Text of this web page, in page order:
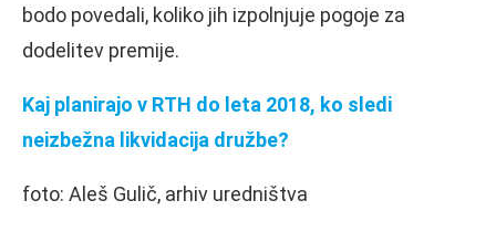
bodo povedali, koliko jih izpolnjuje pogoje za
dodelitev premije.
Kaj planirajo v RTH do leta 2018, ko sledi
neizbežna likvidacija družbe?
foto: Aleš Gulič, arhiv uredništva